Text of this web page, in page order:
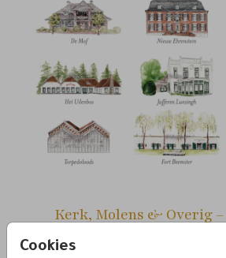
Cookies
Kerk, Molens & Overig